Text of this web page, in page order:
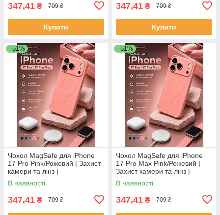
347,41 ₴ 709 ₴
Купити
347,41 ₴ 709 ₴
Купити
–51%
Чохол MagSafe для iPhone
17 Pro Pink/Рожевий | Захист
камери та лінз |
Протиударний Premium Case
В наявності
347,41 ₴ 709 ₴
–51%
Чохол MagSafe для iPhone
17 Pro Max Pink/Рожевий |
Захист камери та лінз |
Протиударний Premium Case
В наявності
347,41 ₴ 709 ₴